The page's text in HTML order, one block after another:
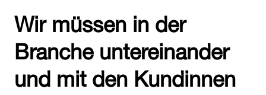
Wir müssen in der
Branche untereinander
und mit den Kundinnen